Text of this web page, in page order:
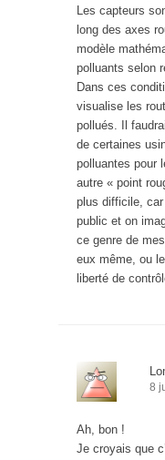
Les capteurs
long des axes
modèle
polluants selon
Dans ces
visualise les
pollués. Il
de certaines
polluantes pour
autre « point
plus difficile, car
public et on
ce genre de
eux même, ou
liberté de
8
Ah, bon !
Je croyais que